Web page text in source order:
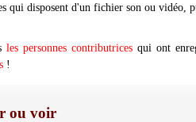
qui disposent d'un fichier son ou vidéo,
les personnes contributricesqui ont
!
ou voir